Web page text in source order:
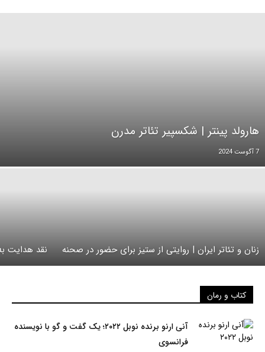
هارولد پینتر | شکسپیر تئاتر مدرن
7 آگوست 2024
زنان و تئاتر ایران | روایتی از ستیز برای حضور در صحنه نقد هدایت
کتاب و رمان
آنی ارنو برنده نوبل ۲۰۲۲؛ یک گفت و گو با نویسنده
فرانسوی